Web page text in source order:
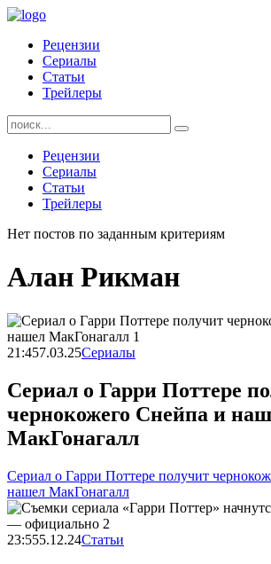
Skip
contentРецензии
Сериалы
Статьи
Трейлеры
Найти:
Рецензии
Сериалы
Статьи
Трейлеры
Нет постов по заданным критериям
Алан Рикман
21:457.03.25Сериалы
Сериал о Гарри Поттере
чернокожего Снейпа и
МакГонагалл
Сериал о Гарри Поттере получит
нашел МакГонагалл
23:555.12.24Статьи